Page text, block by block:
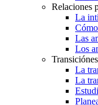
Relaciones
La
Las
Los
Transiciónes
La
La